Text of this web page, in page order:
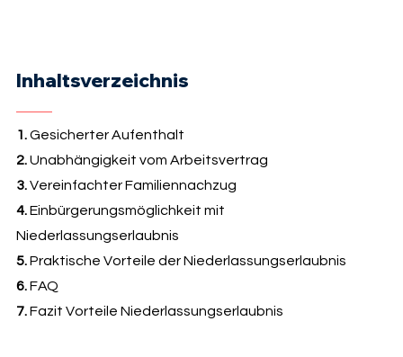
Inhaltsverzeichnis
1.Gesicherter Aufenthalt
2.Unabhängigkeit vom Arbeitsvertrag
3.Vereinfachter Familiennachzug
4.Einbürgerungsmöglichkeit mit
Niederlassungserlaubnis
5.Praktische Vorteile der Niederlassungserlaubnis
6.FAQ
7.Fazit Vorteile Niederlassungserlaubnis